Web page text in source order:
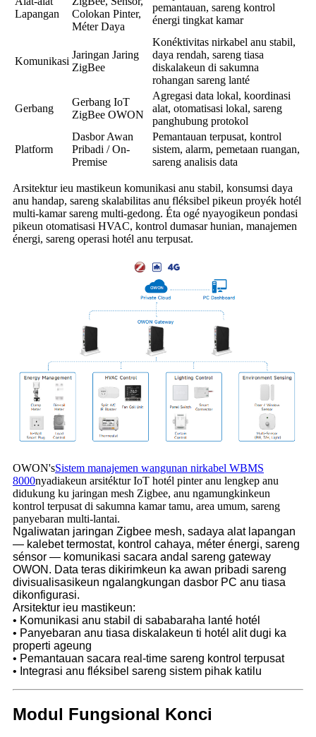
Lapangan
Colokan Pinter,
Méter Daya
pemantauan, sareng kontrol
énergi tingkat kamar
Komunikasi
Jaringan Jaring
ZigBee
Konéktivitas nirkabel anu stabil,
daya rendah, sareng tiasa
diskalakeun di sakumna
rohangan sareng lanté
Gerbang
Gerbang IoT
ZigBee OWON
Agregasi data lokal, koordinasi
alat, otomatisasi lokal, sareng
panghubung protokol
Platform
Dasbor Awan
Pribadi / On-
Premise
Pemantauan terpusat, kontrol
sistem, alarm, pemetaan ruangan,
sareng analisis data
Arsitektur ieu mastikeun komunikasi anu stabil, konsumsi daya
anu handap, sareng skalabilitas anu fléksibel pikeun proyék hotél
multi-kamar sareng multi-gedong. Éta ogé nyayogikeun pondasi
pikeun otomatisasi HVAC, kontrol dumasar hunian, manajemen
énergi, sareng operasi hotél anu terpusat.
OWON'sSistem manajemen wangunan nirkabel WBMS
8000nyadiakeun arsitéktur IoT hotél pinter anu lengkep anu
didukung ku jaringan mesh Zigbee, anu ngamungkinkeun
kontrol terpusat di sakumna kamar tamu, area umum, sareng
panyebaran multi-lantai.
Ngaliwatan jaringan Zigbee mesh, sadaya alat lapangan
— kalebet termostat, kontrol cahaya, méter énergi, sareng
sénsor — komunikasi sacara andal sareng gateway
OWON. Data teras dikirimkeun ka awan pribadi sareng
divisualisasikeun ngalangkungan dasbor PC anu tiasa
dikonfigurasi.
Arsitektur ieu mastikeun:
• Komunikasi anu stabil di sababaraha lanté hotél
• Panyebaran anu tiasa diskalakeun ti hotél alit dugi ka
properti ageung
• Pemantauan sacara real-time sareng kontrol terpusat
• Integrasi anu fléksibel sareng sistem pihak katilu
Modul Fungsional Konci